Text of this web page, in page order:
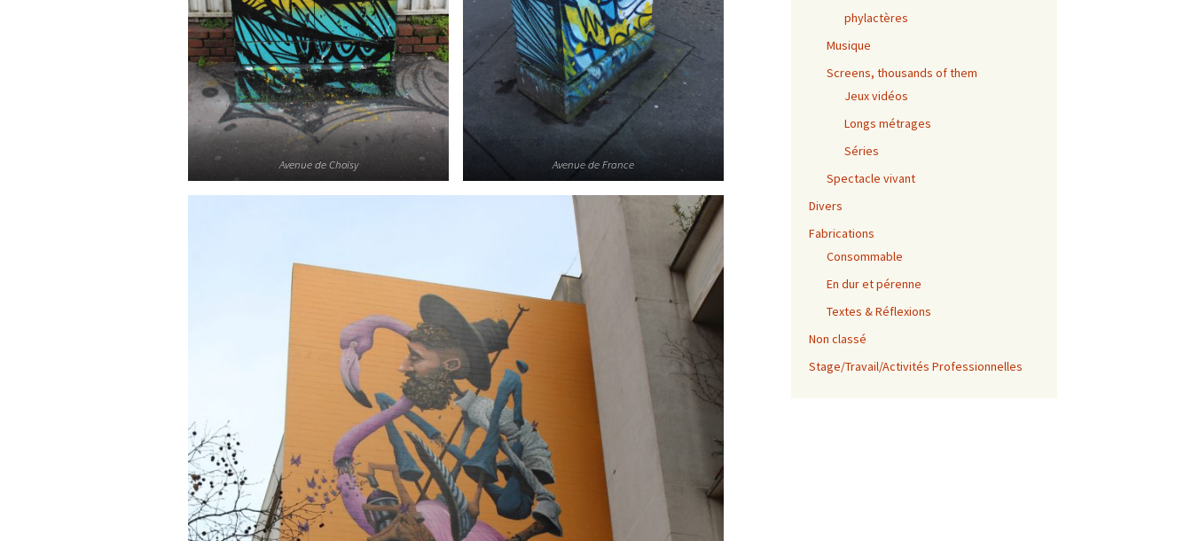
Avenue de Choisy Avenue de France
phylactères
Musique
Screens, thousands of them
Jeux vidéos
Longs métrages
Séries
Spectacle vivant
Divers
Fabrications
Consommable
En dur et pérenne
Textes & Réflexions
Non classé
Stage/Travail/Activités Professionnelles